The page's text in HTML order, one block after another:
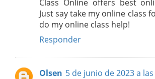
Class Online offers best
Just say take my online class
do my online class help!
Responder
Olsen 5 de junio de 2023 a las